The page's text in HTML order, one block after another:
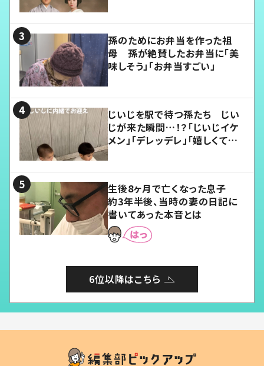
孫のためにお弁当を作った祖
母 孫が絶賛したお弁当に「美
味しそう」「お弁当すごい」
じいじを駅で待つ孫たち じい
じが来た瞬間…！？「じいじイケ
メン」「デレッデレ」「嬉しくて可
生後8ヶ月で亡くなった息子
約3年半後、当時の妻の日記に
書いてあった本音とは
6位以降はこちら